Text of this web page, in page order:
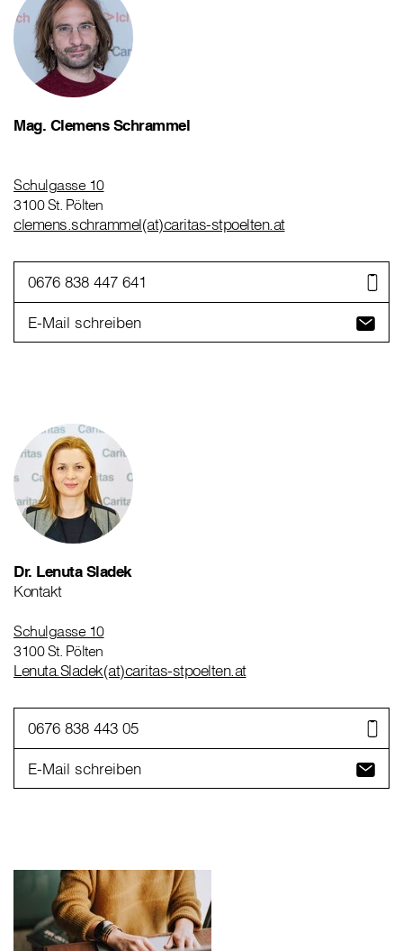
Mag. Clemens Schrammel
Schulgasse 10
3100 St. Pölten
clemens.schrammel(at)caritas-stpoelten.at
0676 838 447 641
E-Mail schreiben
Dr. Lenuta Sladek
Kontakt
Schulgasse 10
3100 St. Pölten
Lenuta.Sladek(at)caritas-stpoelten.at
0676 838 443 05
E-Mail schreiben